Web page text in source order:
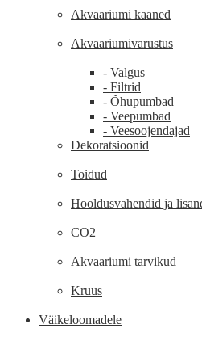
Akvaariumi kaaned
Akvaariumivarustus
- Valgus
- Filtrid
- Õhupumbad
- Veepumbad
- Veesoojendajad
Dekoratsioonid
Toidud
Hooldusvahendid ja
CO2
Akvaariumi tarvikud
Kruus
Väikeloomadele